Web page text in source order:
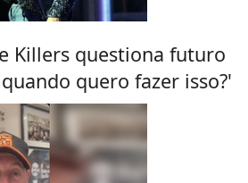
Killers questiona futuro
quero fazer isso?'